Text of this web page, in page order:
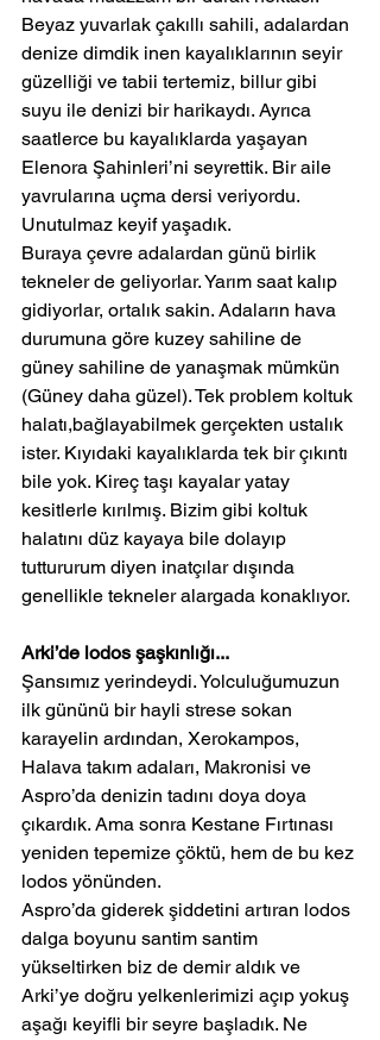
Beyaz yuvarlak çakıllı sahili, adalardan
denize dimdik inen kayalıklarının seyir
güzelliği ve tabii tertemiz, billur gibi
suyu ile denizi bir harikaydı. Ayrıca
saatlerce bu kayalıklarda yaşayan
Elenora Şahinleri’ni seyrettik. Bir aile
yavrularına uçma dersi veriyordu.
Unutulmaz keyif yaşadık.
Buraya çevre adalardan günü birlik
tekneler de geliyorlar. Yarım saat kalıp
gidiyorlar, ortalık sakin. Adaların hava
durumuna göre kuzey sahiline de
güney sahiline de yanaşmak mümkün
(Güney daha güzel). Tek problem koltuk
halatı,bağlayabilmek gerçekten ustalık
ister. Kıyıdaki kayalıklarda tek bir çıkıntı
bile yok. Kireç taşı kayalar yatay
kesitlerle kırılmış. Bizim gibi koltuk
halatını düz kayaya bile dolayıp
tuttururum diyen inatçılar dışında
genellikle tekneler alargada konaklıyor.
Arki’de lodos şaşkınlığı...
Şansımız yerindeydi. Yolculuğumuzun
ilk gününü bir hayli strese sokan
karayelin ardından, Xerokampos,
Halava takım adaları, Makronisi ve
Aspro’da denizin tadını doya doya
çıkardık. Ama sonra Kestane Fırtınası
yeniden tepemize çöktü, hem de bu kez
lodos yönünden.
Aspro’da giderek şiddetini artıran lodos
dalga boyunu santim santim
yükseltirken biz de demir aldık ve
Arki’ye doğru yelkenlerimizi açıp yokuş
aşağı keyifli bir seyre başladık. Ne